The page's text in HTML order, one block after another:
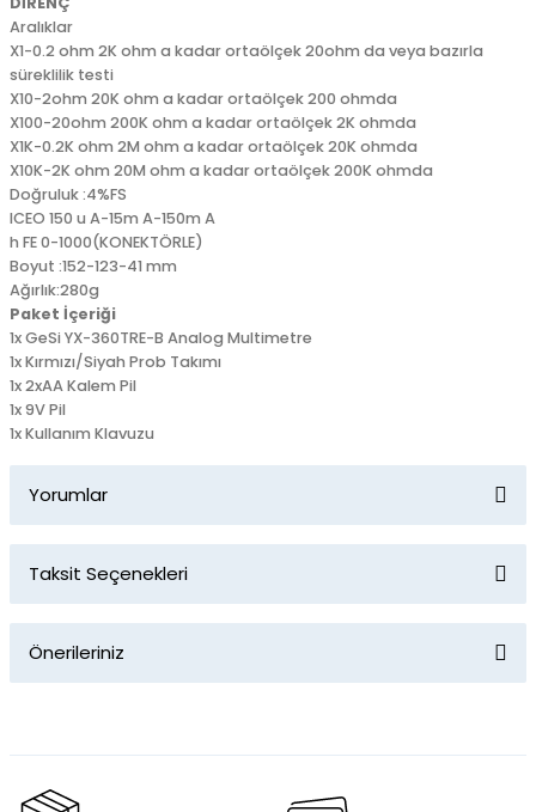
Aralıklar
X1-0.2 ohm 2K ohm a kadar ortaölçek 20ohm da veya bazırla
süreklilik testi
X10-2ohm 20K ohm a kadar ortaölçek 200 ohmda
X100-20ohm 200K ohm a kadar ortaölçek 2K ohmda
X1K-0.2K ohm 2M ohm a kadar ortaölçek 20K ohmda
X10K-2K ohm 20M ohm a kadar ortaölçek 200K ohmda
Doğruluk :4%FS
ICEO 150 u A-15m A-150m A
h FE 0-1000(KONEKTÖRLE)
Boyut :152-123-41 mm
Ağırlık:280g
Paket İçeriği
1x GeSi YX-360TRE-B Analog Multimetre
1x Kırmızı/Siyah Prob Takımı
1x 2xAA Kalem Pil
1x 9V Pil
1x Kullanım Klavuzu
Yorumlar
Taksit Seçenekleri
Önerileriniz
kullanarak tarafımıza iletebilirsiniz.
Görüş ve önerileriniz için teşekkür ederiz.